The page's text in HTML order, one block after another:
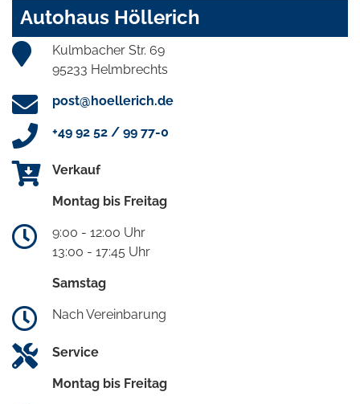
Autohaus Höllerich
Kulmbacher Str. 69
95233 Helmbrechts
post@hoellerich.de
+49 92 52 / 99 77-0
Verkauf
Montag bis Freitag
9:00 - 12:00 Uhr
13:00 - 17:45 Uhr
Samstag
Nach Vereinbarung
Service
Montag bis Freitag